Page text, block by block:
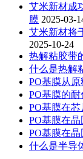
艾米新材成
膜 2025-03-
艾米新材将
2025-10-24
热解粘胶带
什么是热解
PO基膜从
PO基膜的耐
PO基膜在
PO基膜在
PO基膜在
什么是半导